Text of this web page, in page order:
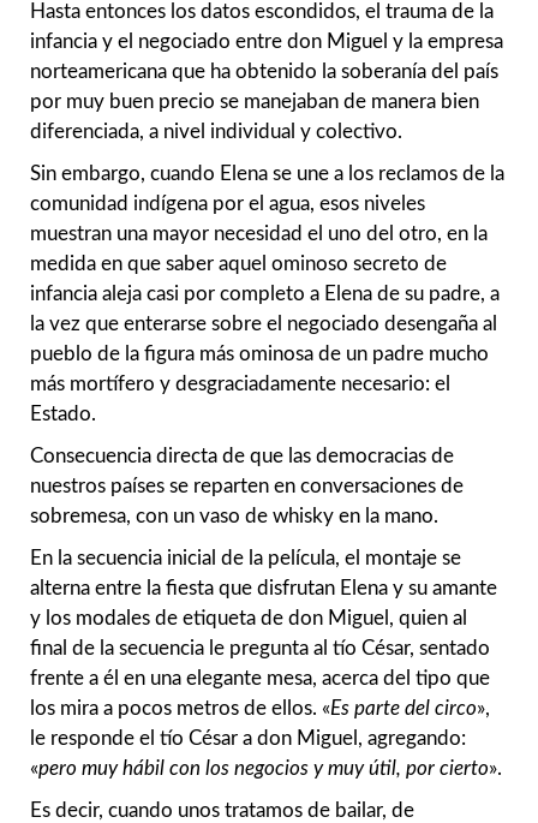
Hasta entonces los datos escondidos, el trauma de la
infancia y el negociado entre don Miguel y la empresa
norteamericana que ha obtenido la soberanía del país
por muy buen precio se manejaban de manera bien
diferenciada, a nivel individual y colectivo.
Sin embargo, cuando Elena se une a los reclamos de la
comunidad indígena por el agua, esos niveles
muestran una mayor necesidad el uno del otro, en la
medida en que saber aquel ominoso secreto de
infancia aleja casi por completo a Elena de su padre, a
la vez que enterarse sobre el negociado desengaña al
pueblo de la figura más ominosa de un padre mucho
más mortífero y desgraciadamente necesario: el
Estado.
Consecuencia directa de que las democracias de
nuestros países se reparten en conversaciones de
sobremesa, con un vaso de whisky en la mano.
En la secuencia inicial de la película, el montaje se
alterna entre la fiesta que disfrutan Elena y su amante
y los modales de etiqueta de don Miguel, quien al
final de la secuencia le pregunta al tío César, sentado
frente a él en una elegante mesa, acerca del tipo que
los mira a pocos metros de ellos. «Es parte del circo»,
le responde el tío César a don Miguel, agregando:
«pero muy hábil con los negocios y muy útil, por cierto».
Es decir, cuando unos tratamos de bailar, de